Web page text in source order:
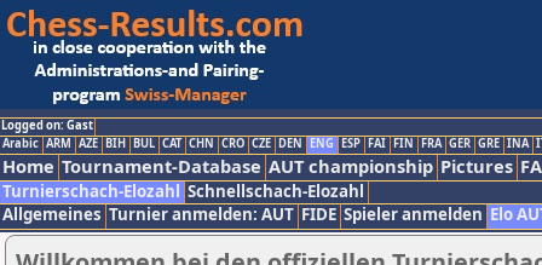
Logged on: Gast
Arabic ARM AZE BIH BUL CAT CHN CRO CZE DEN ENG ESP FAI FIN FRA GER GRE INA
Home Tournament-Database AUT championship Pictures
Turnierschach-Elozahl Schnellschach-Elozahl
Allgemeines Turnier anmelden: AUT FIDE Spieler anmelden Elo